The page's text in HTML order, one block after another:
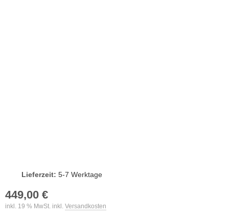
Lieferzeit: 5-7 Werktage
449,00 €
inkl. 19 % MwSt. inkl. Versandkosten